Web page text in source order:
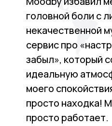
головной боли с
некачественной
сервис про
забыл», который
идеальную
моего
просто находка!
просто работает.